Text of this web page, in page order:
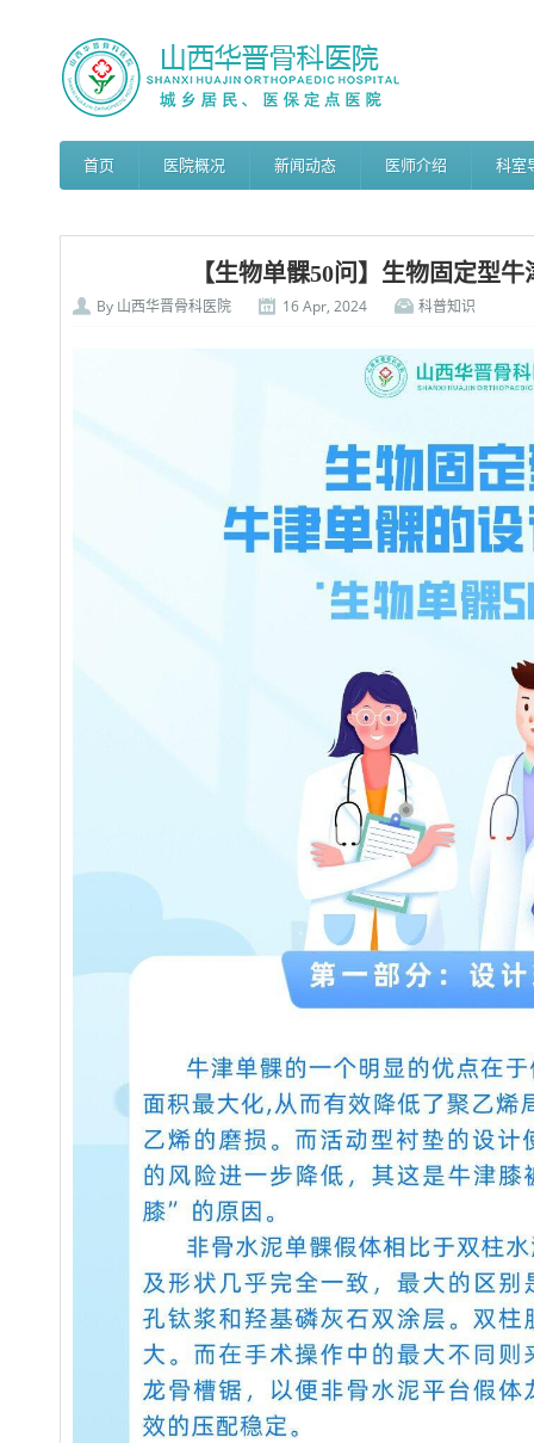
首页 医院概况 新闻动态 医师介绍 科室
【生物单髁50问】生物固定型
By 山西华晋骨科医院 16 Apr, 2024 科普知识